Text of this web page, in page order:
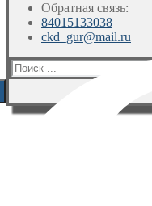
Обратная связь:
84015133038
ckd_gur@mail.ru
Искать: